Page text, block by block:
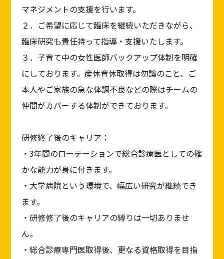
マネジメントの支援を行います。
２．ご希望に応じて臨床を継続いただきながら、
臨床研究も責任持って指導・支援いたします。
３．子育て中の女性医師バックアップ体制を明確
にしております。産休育休取得は勿論のこと、ご
本人やご家族の急な体調不良などの際はチームの
仲間がカバーする体制ができております。
研修終了後のキャリア：
・3年間のローテーションで総合診療医としての確
かな能力が身に付きます。
・大学病院という環境で、幅広い研究が継続でき
ます。
・研修修了後のキャリアの縛りは一切ありませ
ん。
・総合診療専門医取得後、更なる資格取得を目指